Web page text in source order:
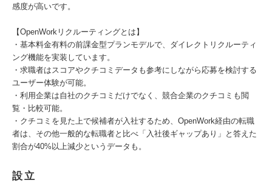
感度が高いです。
【OpenWorkリクルーティングとは】
・基本料金有料の前課金型プランモデルで、ダイレクトリクルーティ
ング機能を実装しています。
・求職者はスコアやクチコミデータも参考にしながら応募を検討する
ユーザー体験が可能。
・利用企業は自社のクチコミだけでなく、競合企業のクチコミも閲
覧・比較可能。
・クチコミを見た上で候補者が入社するため、OpenWork経由の転職
者は、その他一般的な転職者と比べ「入社後ギャップあり」と答えた
割合が40%以上減少というデータも。
設立